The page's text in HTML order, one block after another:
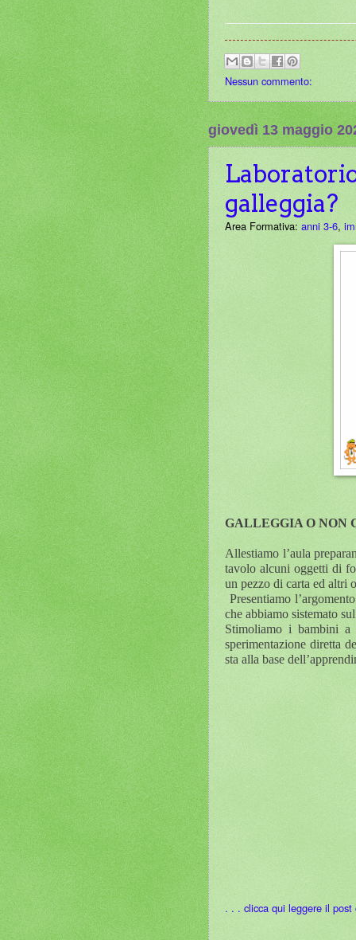
Nessun commento:
giovedì 13 maggio
galleggia?
Area Formativa: anni 3-6,
GALLEGGIA O NON
Allestiamo l’aula
tavolo alcuni oggetti di
un pezzo di carta ed altri
Presentiamo
che abbiamo sistemato
Stimoliamo i bambini a
sperimentazione diretta
sta alla base
. . . clicca qui leggere il post